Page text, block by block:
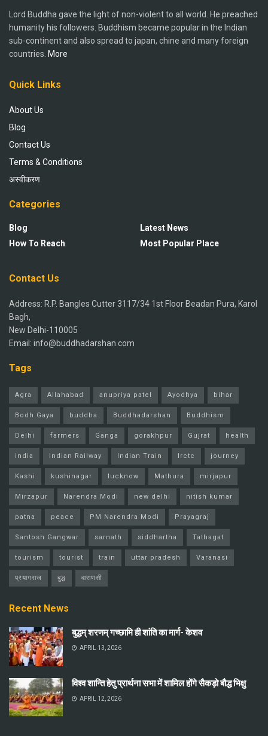
Lord Buddha gave the light of non-violent to all world. He preached
humanity his followers. Buddhism became popular in the Indian
sub-continent and also spread to japan, chine and many foreign
countries. More
Quick Links
About Us
Blog
Contact Us
Terms & Conditions
अस्वीकरण
Categories
Blog
How To Reach
Latest News
Most Popular Place
Contact Us
Address: R.P. Bangles Cutter 3117/34 1st Floor Beadan Pura, Karol
Bagh,
New Delhi-110005
Email: info@buddhadarshan.com
Tags
Agra Allahabad anupriya patel Ayodhya bihar
Bodh Gaya buddha Buddhadarshan Buddhism
Delhi farmers Ganga gorakhpur Gujrat health
india Indian Railway Indian Train Irctc journey
Kashi kushinagar lucknow Mathura mirjapur
Mirzapur Narendra Modi new delhi nitish kumar
patna peace PM Narendra Modi Prayagraj
Santosh Gangwar sarnath siddhartha Tathagat
tourism tourist train uttar pradesh Varanasi
प्रयागराज बुद्ध वाराणसी
Recent News
बुद्धम् शरणम् गच्छामि ही शांति का मार्ग- केशव
APRIL 13, 2026
विश्व शान्ति हेतु प्रार्थना सभा में शामिल होंगे सैकड़ो बौद्ध भिक्षु
APRIL 12, 2026